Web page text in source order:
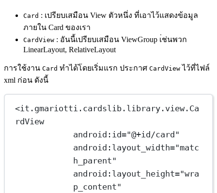
Card : เปรียบเสมือน View ตัวหนึ่ง ที่เอาไว้แสดงข้อมูล
ภายใน Card ของเรา
CardView : อันนี้เปรียบเสมือน ViewGroup เ่ช่นพวก
LinearLayout, RelativeLayout
การใช้งาน Card ทำได้โดยเริ่มแรก ประกาศ CardView ไว้ที่ไฟล์
xml ก่อน ดังนี้
<it.gmariotti.cardslib.library.view.Ca
rdView
android:id="@+id/card"
android:layout_width="matc
h_parent"
android:layout_height="wra
p_content"